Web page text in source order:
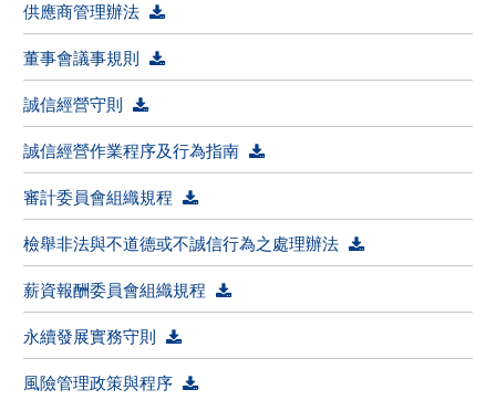
供應商管理辦法
董事會議事規則
誠信經營守則
誠信經營作業程序及行為指南
審計委員會組織規程
檢舉非法與不道德或不誠信行為之處理辦法
薪資報酬委員會組織規程
永續發展實務守則
風險管理政策與程序